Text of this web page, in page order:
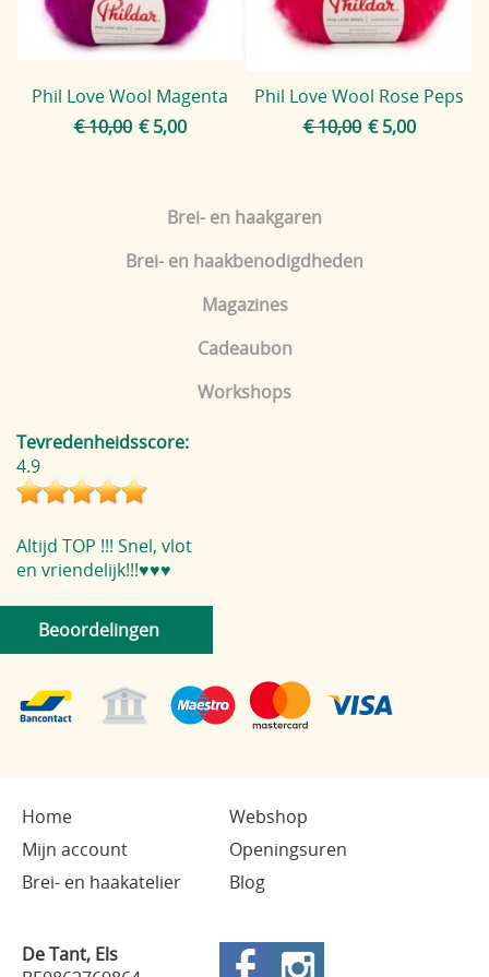
Brei- en haakgaren
Brei- en haakbenodigdheden
Magazines
Cadeaubon
Workshops
Tevredenheidsscore:
4.9
Altijd TOP !!! Snel, vlot
en vriendelijk!!!♥️♥️♥️
Beoordelingen
Phil Love Wool Magenta
€ 10,00 € 5,00
Phil Love Wool Rose Peps
€ 10,00 € 5,00
Home
Webshop
Mijn account
Openingsuren
Brei- en haakatelier
Blog
De Tant, Els